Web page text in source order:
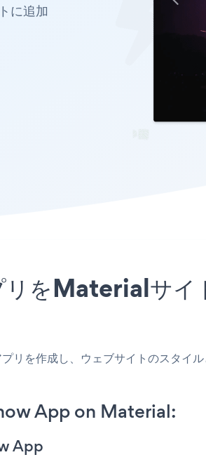
に追加
をMaterialサイ
リを作成し、ウェブサイトのスタイ
App on Material:
App